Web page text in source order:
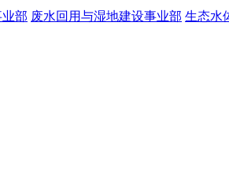
部 废水回用与湿地建设事业部 生态水